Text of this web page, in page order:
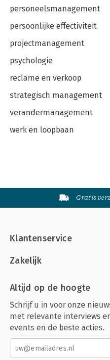
personeelsmanagement
persoonlijke effectiviteit
projectmanagement
psychologie
reclame en verkoop
strategisch management
verandermanagement
werk en loopbaan
Gratis
Klantenservice
Zakelijk
Altijd op de hoogte
Schrijf u in voor onze
met relevante interviews
events en de beste acties.